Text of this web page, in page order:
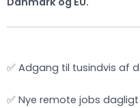
✅ Adgang til tusindvis af
✅ Nye remote jobs dagligt